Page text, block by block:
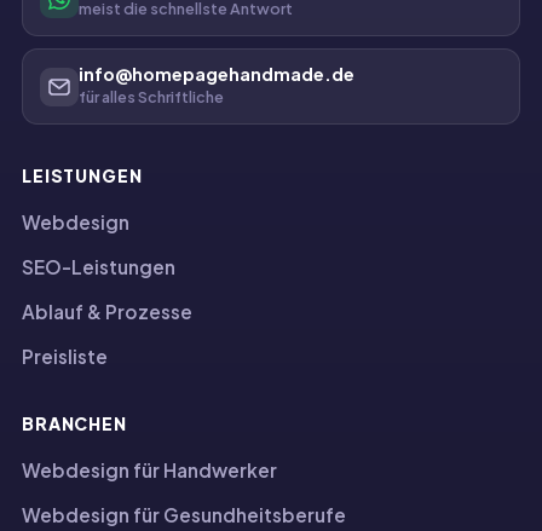
meist die schnellste Antwort
info@homepagehandmade.de
für alles Schriftliche
LEISTUNGEN
Webdesign
SEO-Leistungen
Ablauf & Prozesse
Preisliste
BRANCHEN
Webdesign für Handwerker
Webdesign für Gesundheitsberufe